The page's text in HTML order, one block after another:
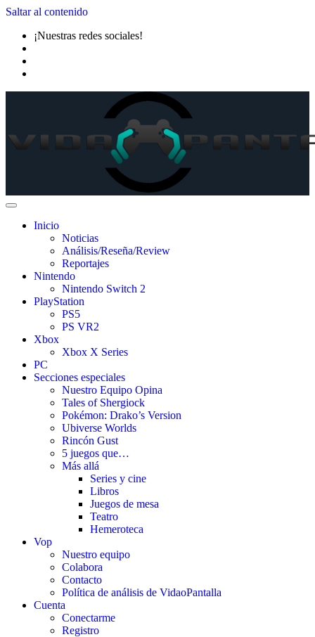
Saltar al contenido
¡Nuestras redes sociales!
Inicio
Noticias
Análisis/Reseña/Review
Reportajes
Nintendo
Nintendo Switch 2
PlayStation
PS5
PS VR2
Xbox
Xbox X Series
PC
Secciones especiales
Nuestro Equipo Opina
Tales of Shergiock
Pokémon: Drako’s Version
Ubiverse Worlds
Rincón Gust
5 juegos que…
Más allá
Series y cine
Libros
Juegos de mesa
Teatro
Hemeroteca
Vop
Nuestro equipo
Colabora
Contacto
Política de análisis de VidaoPantalla
Cuenta
Conectarme
Registro